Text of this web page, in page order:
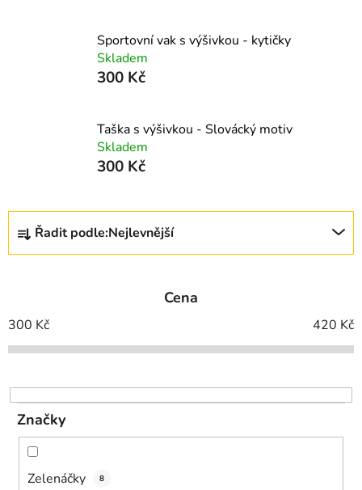
Sportovní vak s výšivkou - kytičky
Skladem
300 Kč
Taška s výšivkou - Slovácký motiv
Skladem
300 Kč
Ř
z
í
p
o
d
u
Řadit podle:Nejlevnější
Cena
300 Kč 420 Kč
Značky
Zelenáčky 8